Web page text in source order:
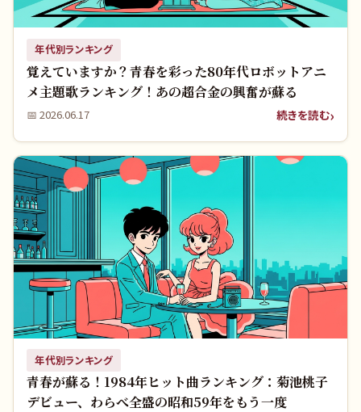
年代別ランキング
覚えていますか？青春を彩った80年代ロボットアニ
メ主題歌ランキング！あの超合金の興奮が蘇る
📅 2026.06.17 続きを読む
年代別ランキング
青春が蘇る！1984年ヒット曲ランキング：菊池桃子
デビュー、わらべ全盛の昭和59年をもう一度